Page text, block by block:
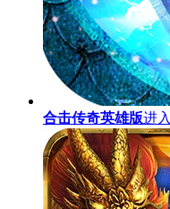
合击传奇英雄版进入